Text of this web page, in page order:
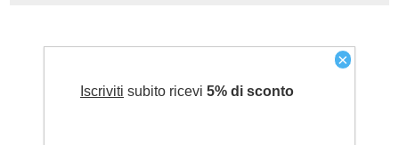
×
Iscriviti subito ricevi 5% di sconto